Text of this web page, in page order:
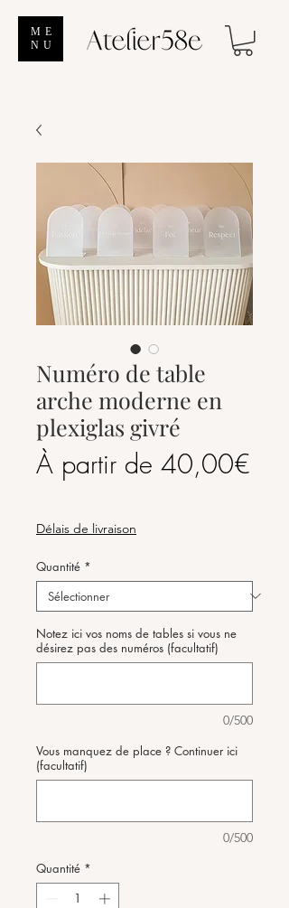
ME
NU
Numéro de table
arche moderne en
plexiglas givré
À partir de 40,00€
promotionnel
Délais de livraison
Quantité *
Notez ici vos noms de tables si vous ne
désirez pas des numéros (facultatif)
0/500
Vous manquez de place ? Continuer ici
(facultatif)
0/500
Quantité *